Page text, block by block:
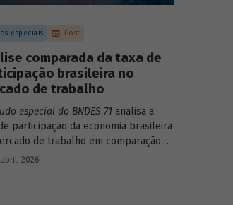
especiais Post
comparada da taxa de
brasileira no
de trabalho
especial do BNDES 71 analisa a
participação da economia brasileira
de trabalho em comparação
amostra de 15 países de
2026